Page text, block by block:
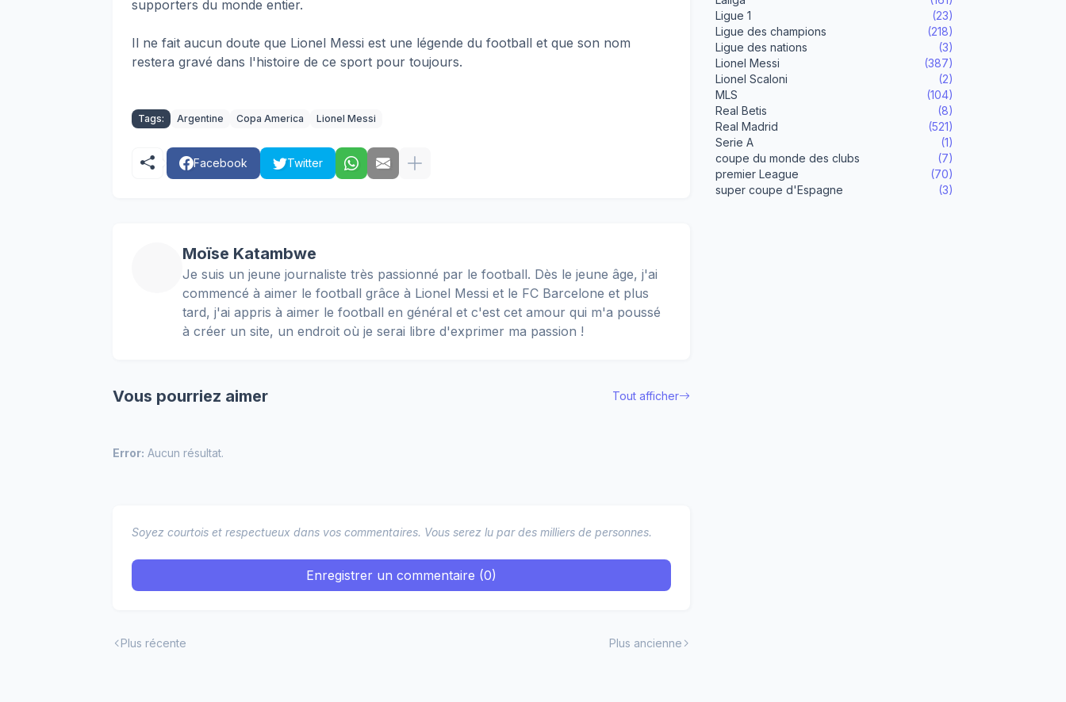
supporters du monde entier.
Il ne fait aucun doute que Lionel Messi est une légende du football et que son nom
restera gravé dans l'histoire de ce sport pour toujours.
Tags: Argentine Copa America Lionel Messi
Facebook Twitter
Moïse Katambwe
Je suis un jeune journaliste très passionné par le football. Dès le jeune âge, j'ai
commencé à aimer le football grâce à Lionel Messi et le FC Barcelone et plus
tard, j'ai appris à aimer le football en général et c'est cet amour qui m'a poussé
à créer un site, un endroit où je serai libre d'exprimer ma passion !
Vous pourriez aimer Tout afficher
Error: Aucun résultat.
Soyez courtois et respectueux dans vos commentaires. Vous serez lu par des milliers de personnes.
Enregistrer un commentaire (0)
Plus récente Plus ancienne
Ligue 1
(23)
Ligue des champions
(218)
Ligue des nations
(3)
Lionel Messi
(387)
Lionel Scaloni
(2)
MLS
(104)
Real Betis
(8)
Real Madrid
(521)
Serie A
(1)
coupe du monde des clubs
(7)
premier League
(70)
super coupe d'Espagne
(3)